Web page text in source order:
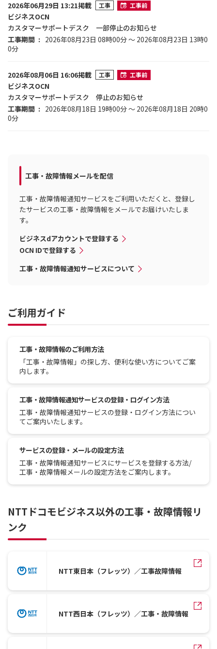
2026年06月29日 13:21掲載 工事 工事前
ビジネスOCN
カスタマーサポートデスク 一部停止のお知らせ
工事期間
2026年08月23日 08時00分 ～ 2026年08月23日 13時0
0分
2026年08月06日 16:06掲載 工事 工事前
ビジネスOCN
カスタマーサポートデスク 停止のお知らせ
工事期間
2026年08月18日 19時00分 ～ 2026年08月18日 20時0
0分
工事・故障情報メールを配信
工事・故障情報通知サービスをご利用いただくと、登録し
たサービスの工事・故障情報をメールでお届けいたしま
す。
ビジネスdアカウントで登録する
OCN IDで登録する
工事・故障情報通知サービスについて
ご利用ガイド
工事・故障情報のご利用方法
「工事・故障情報」の探し方、便利な使い方についてご案
内します。
工事・故障情報通知サービスの登録・ログイン方法
工事・故障情報通知サービスの登録・ログイン方法につい
てご案内いたします。
サービスの登録・メールの設定方法
工事・故障情報通知サービスにサービスを登録する方法/
工事・故障情報メールの設定方法をご案内します。
NTTドコモビジネス以外の工事・故障情報リ
ンク
NTT東日本（フレッツ）／工事故障情報
NTT西日本（フレッツ）／工事・故障情報